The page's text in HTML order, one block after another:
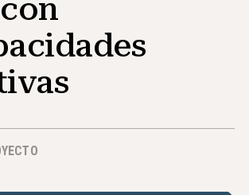
NHD®